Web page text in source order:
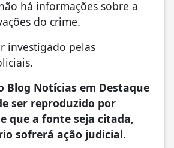
há informações sobre a
do crime.
investigado pelas
Blog Notícias em Destaque
ser reproduzido por
que a fonte seja citada,
sofrerá ação judicial.